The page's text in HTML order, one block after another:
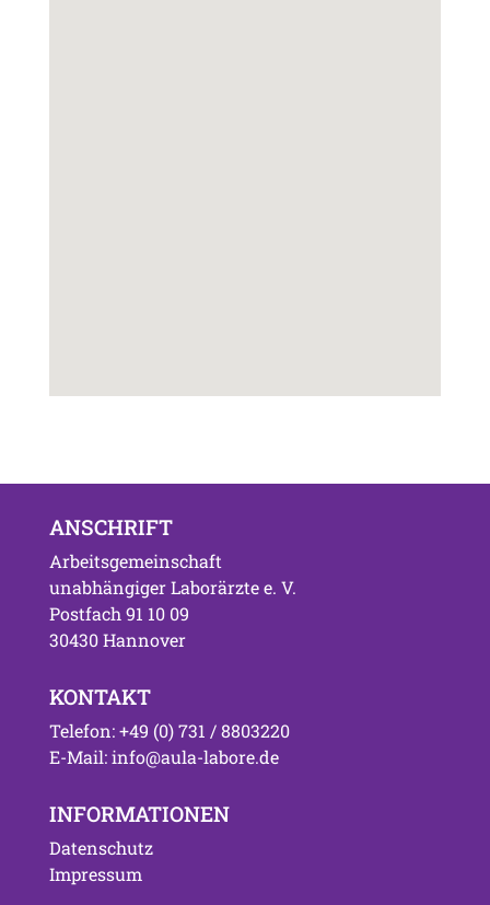
ANSCHRIFT
Arbeitsgemeinschaft
unabhängiger Laborärzte e. V.
Postfach 91 10 09
30430 Hannover
KONTAKT
Telefon: +49 (0) 731 / 8803220
E-Mail: info@aula-labore.de
INFORMATIONEN
Datenschutz
Impressum